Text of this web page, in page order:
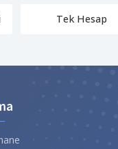
Tek Hesap